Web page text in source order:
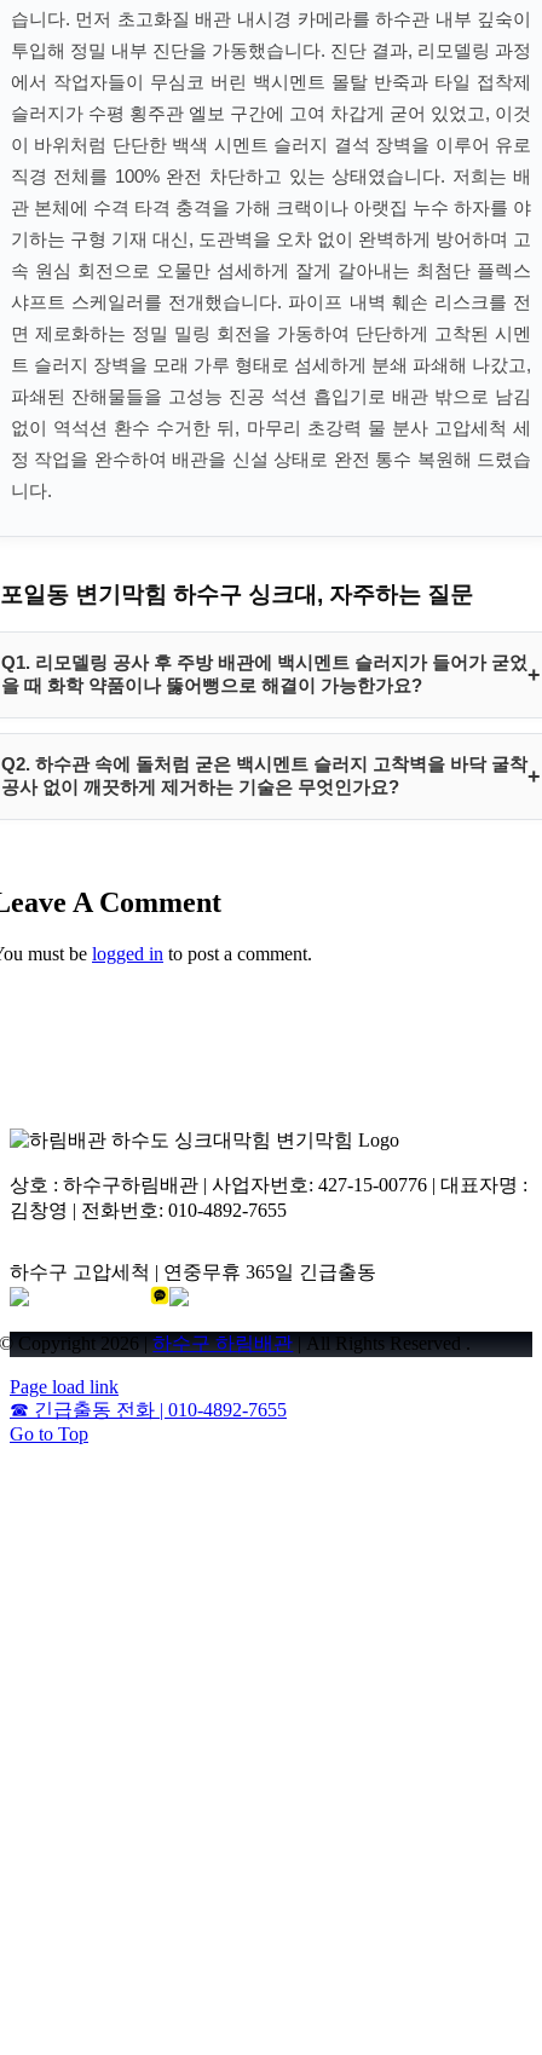
습니다. 먼저 초고화질 배관 내시경 카메라를 하수관 내부 깊숙이
투입해 정밀 내부 진단을 가동했습니다. 진단 결과, 리모델링 과정
에서 작업자들이 무심코 버린 백시멘트 몰탈 반죽과 타일 접착제
슬러지가 수평 횡주관 엘보 구간에 고여 차갑게 굳어 있었고, 이것
이 바위처럼 단단한 백색 시멘트 슬러지 결석 장벽을 이루어 유로
직경 전체를 100% 완전 차단하고 있는 상태였습니다. 저희는 배
관 본체에 수격 타격 충격을 가해 크랙이나 아랫집 누수 하자를 야
기하는 구형 기재 대신, 도관벽을 오차 없이 완벽하게 방어하며 고
속 원심 회전으로 오물만 섬세하게 잘게 갈아내는 최첨단 플렉스
샤프트 스케일러를 전개했습니다. 파이프 내벽 훼손 리스크를 전
면 제로화하는 정밀 밀링 회전을 가동하여 단단하게 고착된 시멘
트 슬러지 장벽을 모래 가루 형태로 섬세하게 분쇄 파쇄해 나갔고,
파쇄된 잔해물들을 고성능 진공 석션 흡입기로 배관 밖으로 남김
없이 역석션 환수 수거한 뒤, 마무리 초강력 물 분사 고압세척 세
정 작업을 완수하여 배관을 신설 상태로 완전 통수 복원해 드렸습
니다.
포일동 변기막힘 하수구 싱크대, 자주하는 질문
Q1. 리모델링 공사 후 주방 배관에 백시멘트 슬러지가 들어가 굳었
을 때 화학 약품이나 뚫어뻥으로 해결이 가능한가요?
+
무기물입니다. 시중의 유기물 용해용 화학 배관세정제나 압착식 가압 펌
프로는 절대 녹거나 밀려나지 않습니다. 무리하게 자가 시도를 하면 배관
Q2. 하수관 속에 돌처럼 굳은 백시멘트 슬러지 고착벽을 바닥 굴착
공사 없이 깨끗하게 제거하는 기술은 무엇인가요?
+
플렉스 샤프트 크러셔를 진입시킵니다. 시멘트 고착물만 모래 가루 형태
괴 무타공 공법으로 안전하게 해결됩니다.
A Comment
must be logged in to post a comment.
상호 : 하수구하림배관 | 사업자번호: 427-15-00776 | 대표자명 :
김창영 | 전화번호: 010-4892-7655
하수구 고압세척 | 연중무휴 365일 긴급출동
© Copyright 2026 |하수구 하림배관 | All Rights Reserved .
Page load link
☎ 긴급출동 전화 | 010-4892-7655
Go to Top